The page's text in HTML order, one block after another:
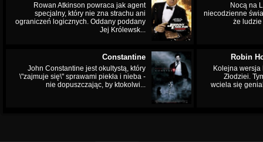
Rowan Atkinson powraca jak agent
specjalny, który nie zna strachu ani
ograniczeń logicznych. Oddany poddany
Jej Królewsk...
Nocą na
niecodzienne
że
Constantine
John Constantine jest okultystą, który
\"zajmuje się\" sprawami piekła i nieba -
nie dopuszczając, by ktokolwi...
Robin
Kolejna wersja
Złodziei.
wciela się